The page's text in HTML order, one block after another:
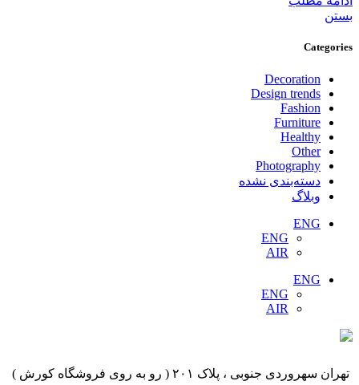
بستن
Categories
Decoration
Design trends
Fashion
Furniture
Healthy
Other
Photography
دسته‌بندی نشده
وبلاگ
ENG
ENG
AIR
ENG
ENG
AIR
تهران سهروردی جنوبی ، پلاک ۲۰۱ ( رو به روی فروشگاه کورش )